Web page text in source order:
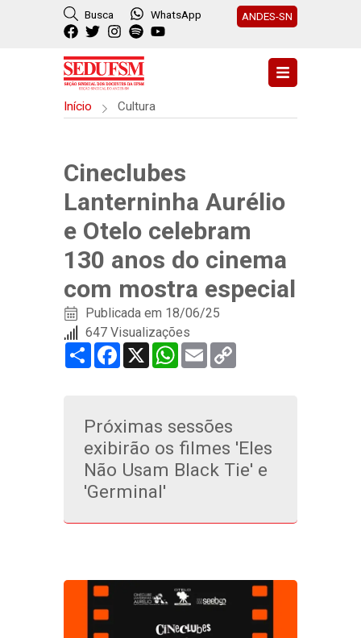
Busca WhatsApp ANDES-SN
Início Cultura
Cineclubes
Lanterninha Aurélio
e Otelo celebram
130 anos do cinema
com mostra especial
Publicada em 18/06/25
647 Visualizações
Share Facebook
X WhatsApp
Email
Próximas sessões
exibirão os filmes 'Eles
Não Usam Black Tie' e
'Germinal'